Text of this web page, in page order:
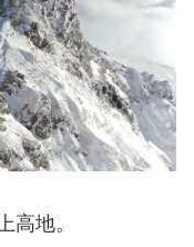
高地。